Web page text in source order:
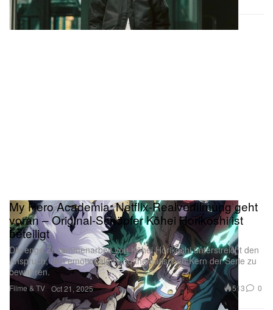
Filme & TV
My Hero Academia: Netflix-Realverfilmung geht
voran – Original-Schöpfer Kōhei Horikoshi ist
beteiligt
Die enge Zusammenarbeit von Kōhei Horikoshi unterstreicht den
Anspruch, den emotionalen und thematischen Kern der Serie zu
bewahren.
Oct 21, 2025 513 0